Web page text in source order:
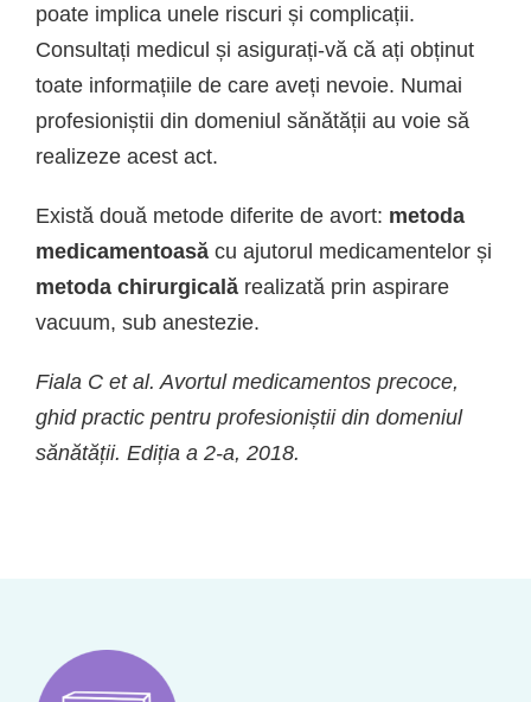
poate implica unele riscuri și complicații.
Consultați medicul și asigurați-vă că ați obținut
toate informațiile de care aveți nevoie. Numai
profesioniștii din domeniul sănătății au voie să
realizeze acest act.
Există două metode diferite de avort: metoda
medicamentoasă cu ajutorul medicamentelor și
metoda chirurgicală realizată prin aspirare
vacuum, sub anestezie.
Fiala C et al. Avortul medicamentos precoce,
ghid practic pentru profesioniștii din domeniul
sănătății. Ediția a 2-a, 2018.